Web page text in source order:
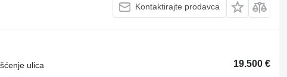
Kontaktirajte prodavca
19.500 €
ulica